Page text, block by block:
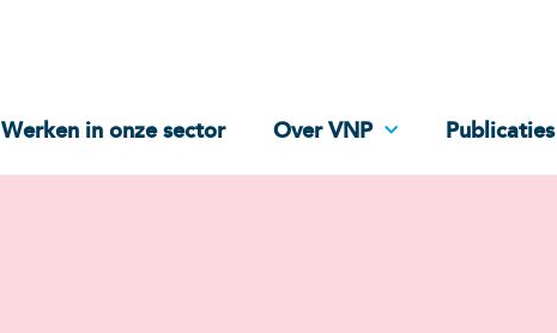
Werken in onze sector Over VNP Publicaties